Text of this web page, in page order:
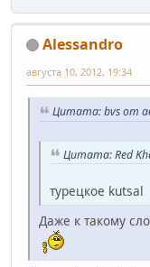
Alessandro
августа 10, 2012, 19:34
Цитата: bvs от
Цитата: Red
турецкое kutsal
Даже к такому